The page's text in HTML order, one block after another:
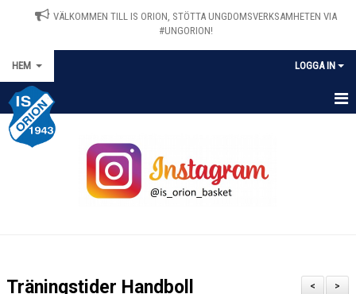
VÄLKOMMEN TILL IS ORION, STÖTTA UNGDOMSVERKSAMHETEN VIA
#UNGORION!
HEM LOGGA IN
HEM
>
<
Träningstider Handboll